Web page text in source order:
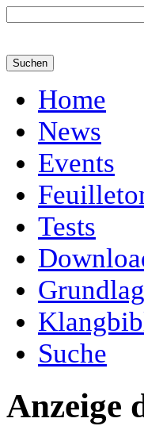
Home
News
Events
Tests
Suche
Anzeige